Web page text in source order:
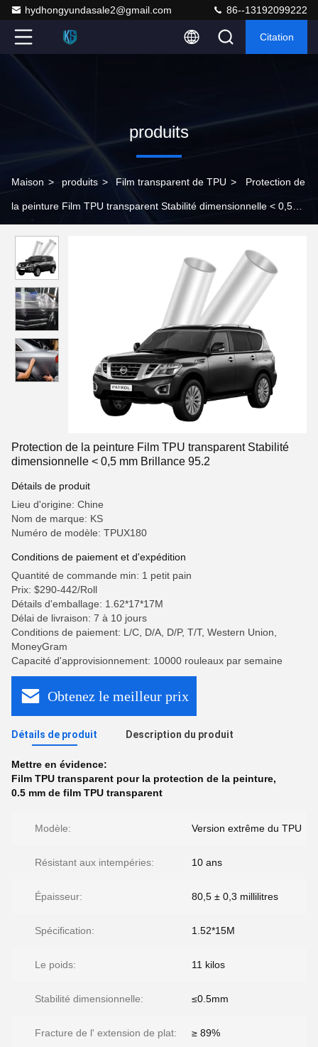
hydhongyundasale2@gmail.com 86--13192099222
Citation
produits
Maison > produits > Film transparent de TPU > Protection de
la peinture Film TPU transparent Stabilité dimensionnelle < 0,5
Protection de la peinture Film TPU transparent Stabilité
dimensionnelle < 0,5 mm Brillance 95.2
Détails de produit
Lieu d'origine: Chine
Nom de marque: KS
Numéro de modèle: TPUX180
Conditions de paiement et d'expédition
Quantité de commande min: 1 petit pain
Prix: $290-442/Roll
Détails d'emballage: 1.62*17*17M
Délai de livraison: 7 à 10 jours
Conditions de paiement: L/C, D/A, D/P, T/T, Western Union,
MoneyGram
Capacité d'approvisionnement: 10000 rouleaux par semaine
Obtenez le meilleur prix
Détails de produit Description du produit
Mettre en évidence:
Film TPU transparent pour la protection de la peinture,
0.5 mm de film TPU transparent
Modèle: Version extrême du TPU
Résistant aux intempéries: 10 ans
Épaisseur: 80,5 ± 0,3 millilitres
Spécification: 1.52*15M
Le poids: 11 kilos
Stabilité dimensionnelle: ≤0.5mm
Fracture de l' extension de plat: ≥ 89%